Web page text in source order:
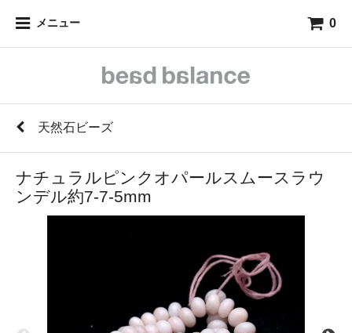
メニュー 0
天然石ビーズ
ナチュラルピンクオパールスムースラウ
ンデル約7-7-5mm